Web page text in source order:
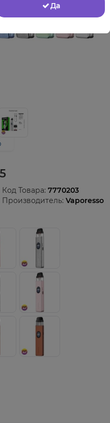
Производитель: Vaporesso
Код Товара: 7770203
Да